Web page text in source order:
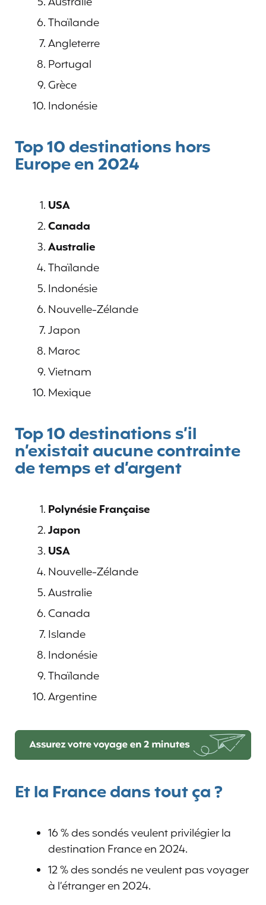
Thaïlande
Angleterre
Portugal
Grèce
Indonésie
Top 10 destinations hors
Europe en 2024
USA
Canada
Australie
Thaïlande
Indonésie
Nouvelle-Zélande
Japon
Maroc
Vietnam
Mexique
Top 10 destinations s’il
n’existait aucune contrainte
de temps et d’argent
Polynésie Française
Japon
USA
Nouvelle-Zélande
Australie
Canada
Islande
Indonésie
Thaïlande
Argentine
Et la France dans tout ça ?
16 % des sondés veulent privilégier la
destination France en 2024.
12 % des sondés ne veulent pas voyager
à l’étranger en 2024.